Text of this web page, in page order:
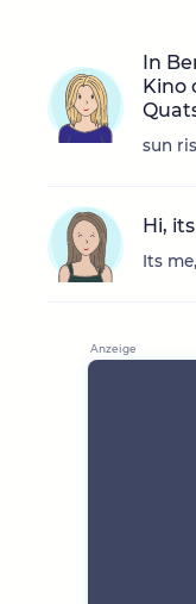
In
Kino
sun
Hi,
Its